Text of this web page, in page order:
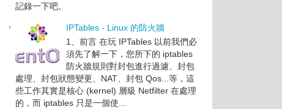
記錄一下吧。
IPTables - Linux 的防火牆
1、前言 在玩 IPTables 以前我們必
須先了解一下，您所下的 iptables
防火牆規則對封包進行過濾、封包
處理、封包狀態變更、NAT、封包 Qos...等，這
些工作其實是核心 (kernel) 層級 Netfilter 在處理
的，而 iptables 只是一個使...